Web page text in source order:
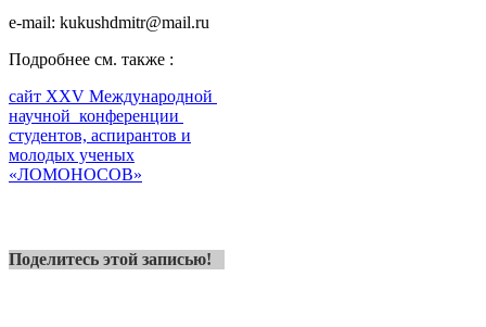
e-mail: kukushdmitr@mail.ru
Подробнее см. также :
сайт XXV Международной
научной конференции
студентов, аспирантов и
молодых ученых
«ЛОМОНОСОВ»
Поделитесь этой записью!